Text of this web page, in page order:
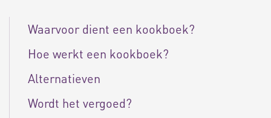
Waarvoor dient een kookboek?
Hoe werkt een kookboek?
Alternatieven
Wordt het vergoed?